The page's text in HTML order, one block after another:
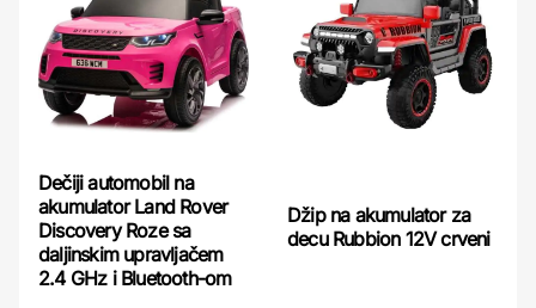
Dečiji automobil na
akumulator Land Rover
Discovery Roze sa
daljinskim upravljačem
2.4 GHz i Bluetooth-om
Džip na akumulator za
decu Rubbion 12V crveni